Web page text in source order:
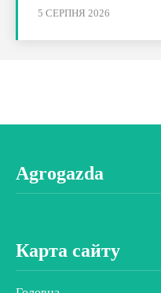
5 СЕРПНЯ 2026
Agrogazda
Карта сайту